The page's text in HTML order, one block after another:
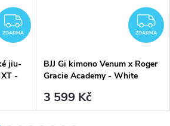
ZDARMA
ZDARMA
jiu-
-
ZDARMA
BJJ Gi kimono Venum x Roger
Gracie Academy - White
3 599 Kč